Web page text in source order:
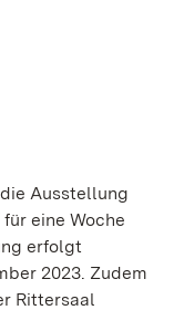
Ausstellung
eine Woche
erfolgt
2023. Zudem
Rittersaal